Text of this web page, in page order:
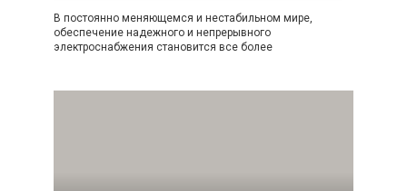
В постоянно меняющемся и нестабильном мире,
обеспечение надежного и непрерывного
электроснабжения становится все более